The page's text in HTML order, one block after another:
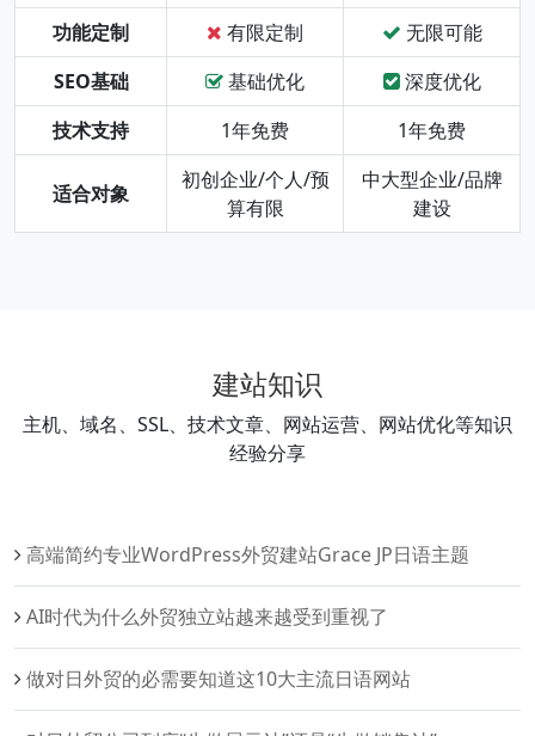
功能定制
有限定制
无限可能
SEO基础
基础优化
深度优化
技术支持
1年免费 1年免费
适合对象
初创企业/个人/预
算有限
中大型企业/品牌
建设
建站知识
主机、域名、SSL、技术文章、网站运营、网站优化等知识
经验分享
高端简约专业WordPress外贸建站Grace JP日语主题
AI时代为什么外贸独立站越来越受到重视了
做对日外贸的必需要知道这10大主流日语网站